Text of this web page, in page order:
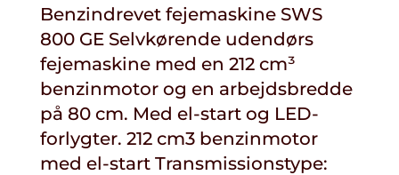
Benzindrevet fejemaskine SWS
800 GE Selvkørende udendørs
fejemaskine med en 212 cm³
benzinmotor og en arbejdsbredde
på 80 cm. Med el-start og LED-
forlygter. 212 cm3 benzinmotor
med el-start Transmissionstype: